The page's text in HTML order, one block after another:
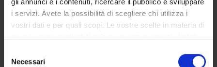
gli annunci e i contenuti, ricercare il pubblico e sviluppare
i servizi. Avete la possibilità di scegliere chi utilizza i
vostri dati e per quali scopi. Le vostre scelte in materia di
modificare o revocare il proprio consenso in qualsiasi
delNecessari
Degree Programme
Exam calendar
Governing bodies